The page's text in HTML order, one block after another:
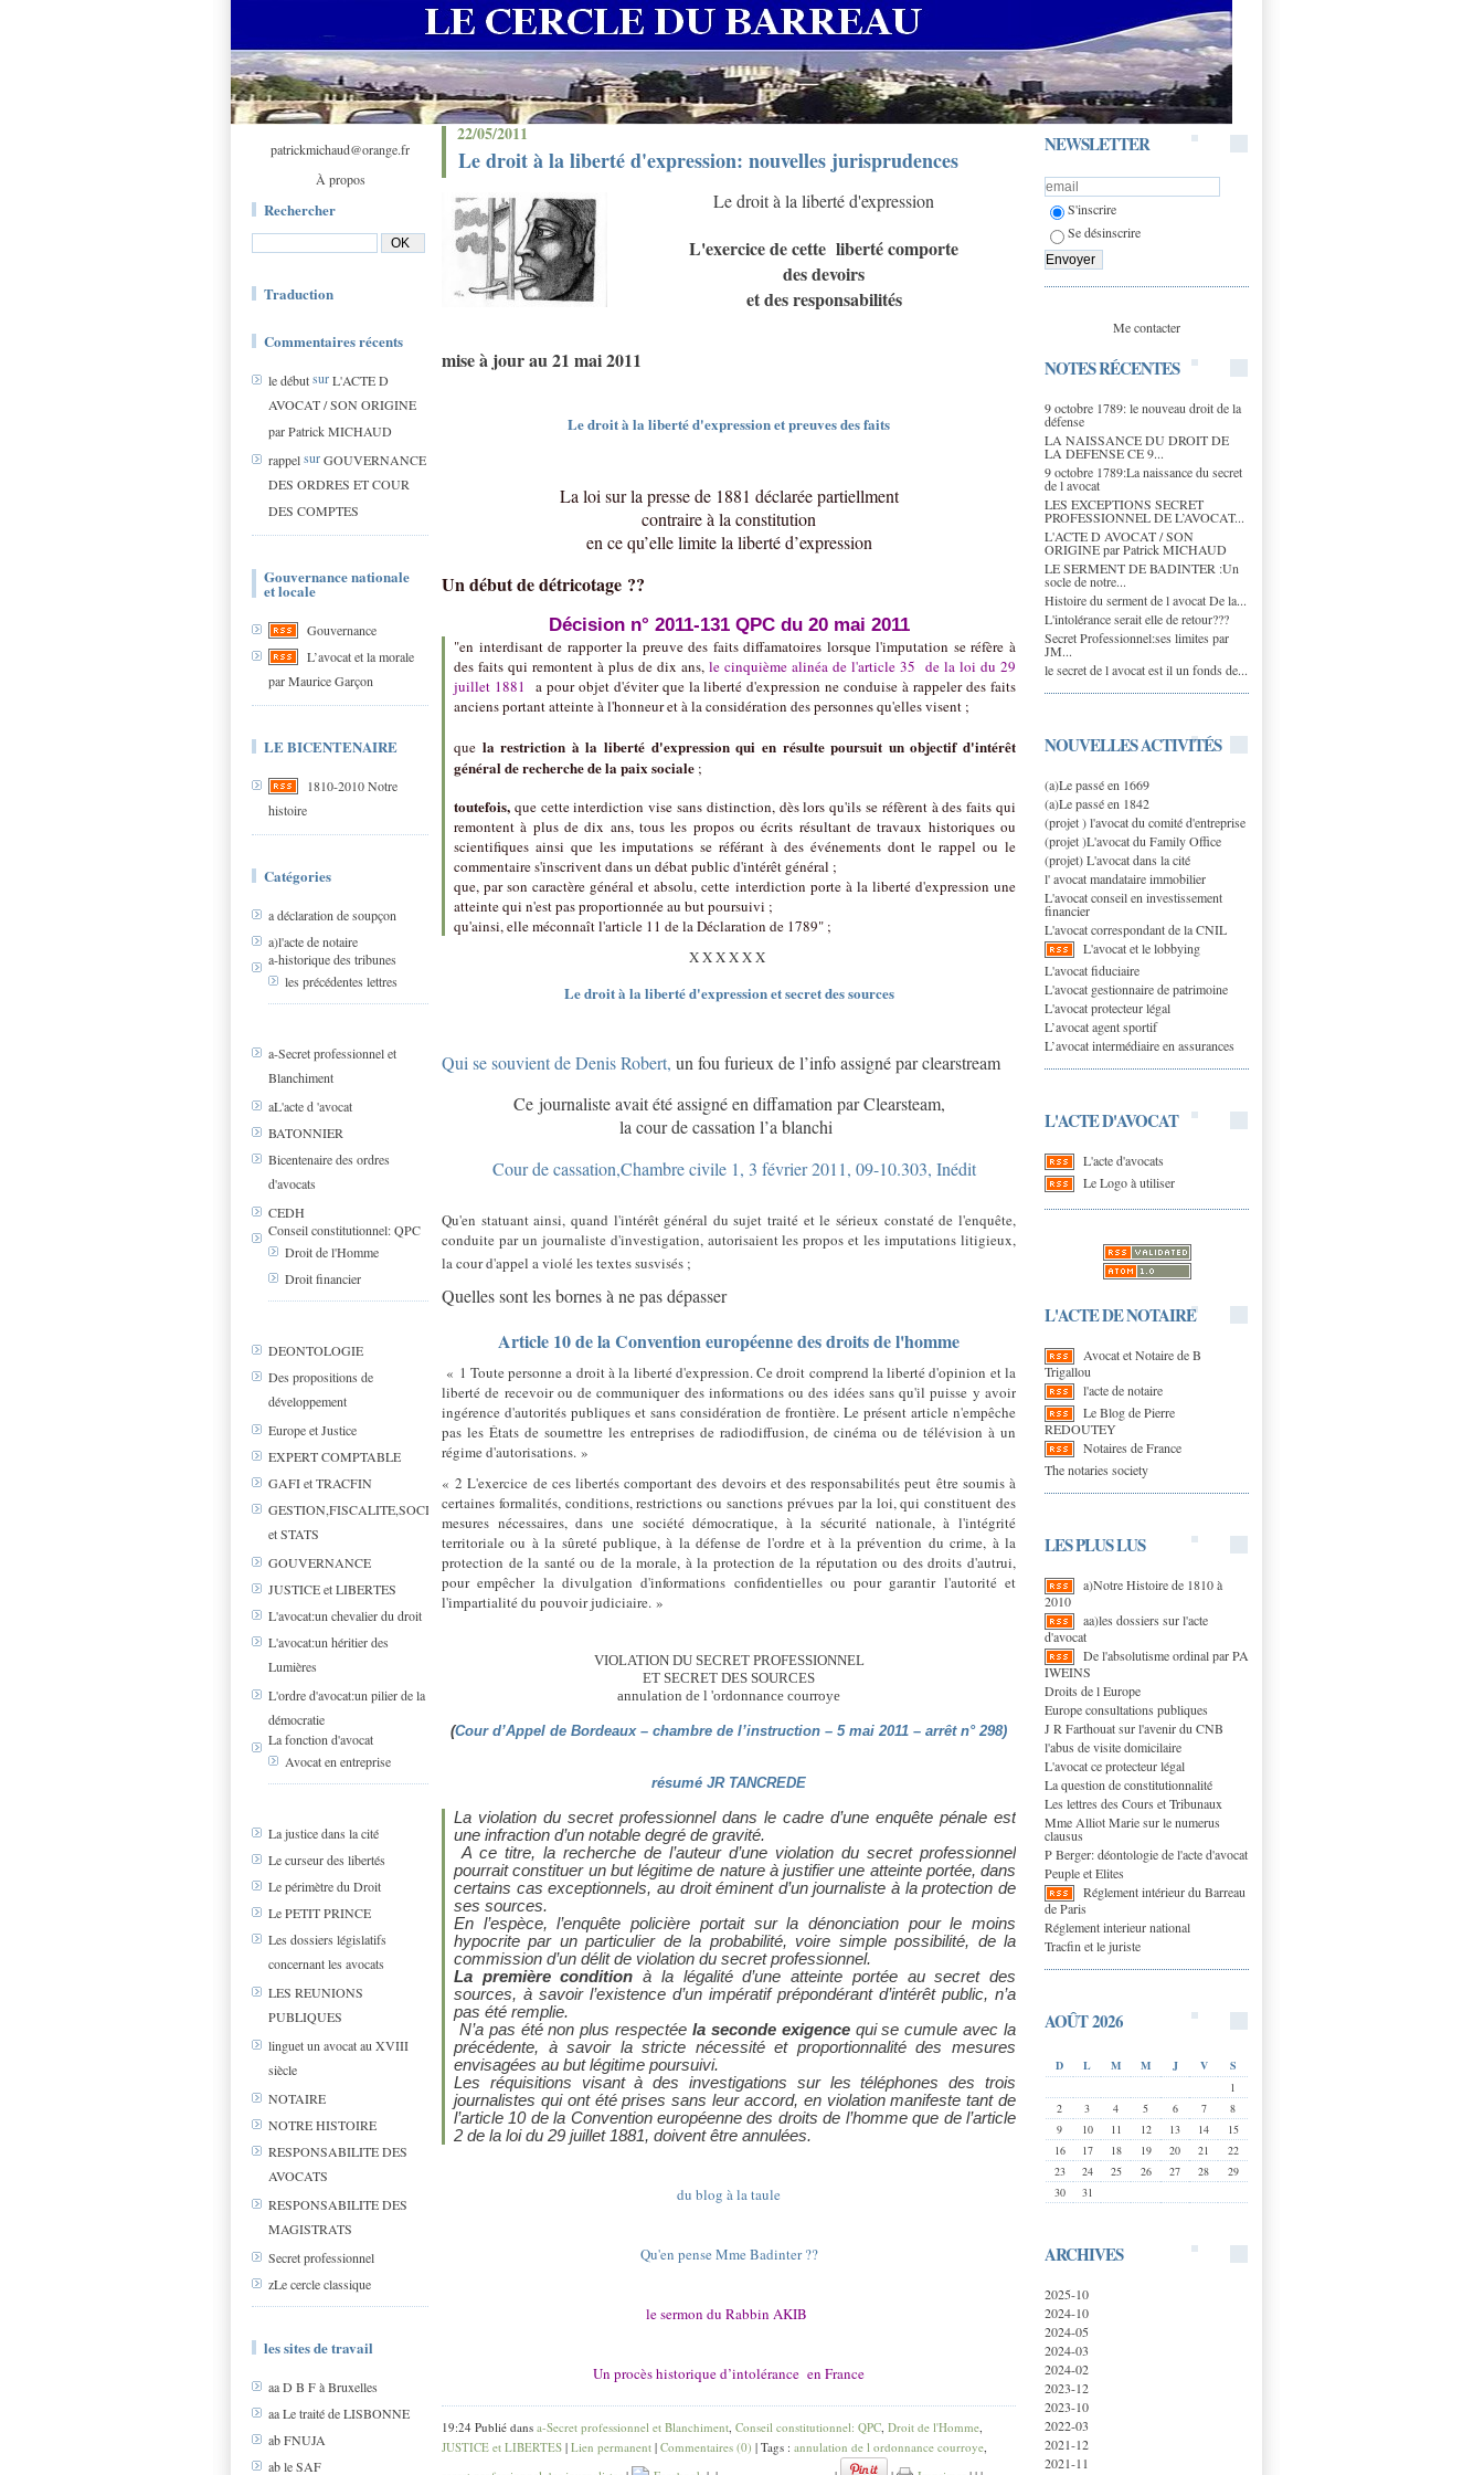
patrickmichaud@orange.fr
À propos
Rechercher
Traduction
Commentaires récents
le débutsurL'ACTE D
AVOCAT / SON ORIGINE
par Patrick MICHAUD
rappelsurGOUVERNANCE
DES ORDRES ET COUR
DES COMPTES
Gouvernance nationale
et locale
Gouvernance
L’avocat et la morale
par Maurice Garçon
LE BICENTENAIRE
1810-2010 Notre
histoire
Catégories
a déclaration de soupçon
a)l'acte de notaire
a-historique des tribunes
les précédentes lettres
a-Secret professionnel et
Blanchiment
aL'acte d 'avocat
BATONNIER
Bicentenaire des ordres
d'avocats
CEDH
Conseil constitutionnel: QPC
Droit de l'Homme
Droit financier
DEONTOLOGIE
Des propositions de
développement
Europe et Justice
EXPERT COMPTABLE
GAFI et TRACFIN
GESTION,FISCALITE,SOCIAL
et STATS
GOUVERNANCE
JUSTICE et LIBERTES
L'avocat:un chevalier du droit
L'avocat:un héritier des
Lumières
L'ordre d'avocat:un pilier de la
démocratie
La fonction d'avocat
Avocat en entreprise
La justice dans la cité
Le curseur des libertés
Le périmètre du Droit
Le PETIT PRINCE
Les dossiers législatifs
concernant les avocats
LES REUNIONS
PUBLIQUES
linguet un avocat au XVIII
siècle
NOTAIRE
NOTRE HISTOIRE
RESPONSABILITE DES
AVOCATS
RESPONSABILITE DES
MAGISTRATS
Secret professionnel
zLe cercle classique
les sites de travail
aa D B F à Bruxelles
aa Le traité de LISBONNE
ab FNUJA
ab le SAF
NEWSLETTER
S'inscrire
Se désinscrire
Me contacter
NOTES RÉCENTES
9 octobre 1789: le nouveau droit de la
défense
LA NAISSANCE DU DROIT DE
LA DEFENSE CE 9...
9 octobre 1789:La naissance du secret
de l avocat
LES EXCEPTIONS SECRET
PROFESSIONNEL DE L’AVOCAT...
L'ACTE D AVOCAT / SON
ORIGINE par Patrick MICHAUD
LE SERMENT DE BADINTER :Un
socle de notre...
Histoire du serment de l avocat De la...
L'intolérance serait elle de retour???
Secret Professionnel:ses limites par
JM...
le secret de l avocat est il un fonds de...
NOUVELLES ACTIVITÉS
(a)Le passé en 1669
(a)Le passé en 1842
(projet ) l'avocat du comité d'entreprise
(projet )L'avocat du Family Office
(projet) L'avocat dans la cité
l' avocat mandataire immobilier
L'avocat conseil en investissement
financier
L'avocat correspondant de la CNIL
L'avocat et le lobbying
L'avocat fiduciaire
L'avocat gestionnaire de patrimoine
L'avocat protecteur légal
L’avocat agent sportif
L’avocat intermédiaire en assurances
L'ACTE D'AVOCAT
L'acte d'avocats
Le Logo à utiliser
L'ACTE DE NOTAIRE
Avocat et Notaire de B
Trigallou
l'acte de notaire
Le Blog de Pierre
REDOUTEY
Notaires de France
The notaries society
LES PLUS LUS
a)Notre Histoire de 1810 à
2010
aa)les dossiers sur l'acte
d'avocat
De l'absolutisme ordinal par PA
IWEINS
Droits de l Europe
Europe consultations publiques
J R Farthouat sur l'avenir du CNB
l'abus de visite domicilaire
L'avocat ce protecteur légal
La question de constitutionnalité
Les lettres des Cours et Tribunaux
Mme Alliot Marie sur le numerus
clausus
P Berger: déontologie de l'acte d'avocat
Peuple et Elites
Réglement intérieur du Barreau
de Paris
Réglement interieur national
Tracfin et le juriste
AOÛT 2026
D L M M J V
S
1
2
3 4 5 6 7
8
9
10 11 12 13 14
15
16
17 18 19 20 21
22
23
24 25 26 27 28
29
30
31
ARCHIVES
2025-10
2024-10
2024-05
2024-03
2024-02
2023-12
2023-10
2022-03
2021-12
2021-11
22/05/2011
Le droit à la liberté d'expression: nouvelles jurisprudences
Le droit à la liberté d'expression
L'exercice de cette liberté comporte
des devoirs
et des responsabilités
mise à jour au 21 mai 2011
Le droit à la liberté d'expression et preuves des faits
La loi sur la presse de 1881 déclarée partiellment
contraire à la constitution
en ce qu’elle limite la liberté d’expression
Un début de détricotage ??
Décision n° 2011-131 QPC du 20 mai 2011
"en interdisant de rapporter la preuve des faits diffamatoires lorsque l'imputation se réfère à
des faits qui remontent à plus de dix ans, le cinquième alinéa de l'article 35 de la loi du 29
juillet 1881
a pour objet d'éviter que la liberté d'expression ne conduise à rappeler des faits
anciens portant atteinte à l'honneur et à la considération des personnes qu'elles visent ;
que la restriction à la liberté d'expression qui en résulte poursuit un objectif d'intérêt
général de recherche de la paix sociale ;
toutefois, que cette interdiction vise sans distinction, dès lors qu'ils se réfèrent à des faits qui
remontent à plus de dix ans, tous les propos ou écrits résultant de travaux historiques ou
scientifiques ainsi que les imputations se référant à des événements dont le rappel ou le
commentaire s'inscrivent dans un débat public d'intérêt général ;
que, par son caractère général et absolu, cette interdiction porte à la liberté d'expression une
atteinte qui n'est pas proportionnée au but poursuivi ;
qu'ainsi, elle méconnaît l'article 11 de la Déclaration de 1789" ;
X X X X X X
Le droit à la liberté d'expression et secret des sources
Qui se souvient de Denis Robert, un fou furieux de l’info assigné par clearstream
Ce journaliste avait été assigné en diffamation par Clearsteam,
la cour de cassation l’a blanchi
Cour de cassation,Chambre civile 1, 3 février 2011, 09-10.303, Inédit
Qu'en statuant ainsi, quand l'intérêt général du sujet traité et le sérieux constaté de l'enquête,
conduite par un journalisted'investigation, autorisaient les propos et les imputations litigieux,
la cour d'appel a violé les textes susvisés ;
Quelles sont les bornes à ne pas dépasser
Article 10 de la Convention européenne des droits de l'homme
« 1 Toute personne a droit à la liberté d'expression. Ce droit comprend la liberté d'opinion et la
liberté de recevoir ou de communiquer des informations ou des idées sans qu'il puisse y avoir
ingérence d'autorités publiques et sans considération de frontière. Le présent article n'empêche
pas les États de soumettre les entreprises de radiodiffusion, de cinéma ou de télévision à un
régime d'autorisations. »
« 2 L'exercice de ces libertés comportant des devoirs et des responsabilités peut être soumis à
certaines formalités, conditions, restrictions ou sanctions prévues par la loi, qui constituent des
mesures nécessaires, dans une société démocratique, à la sécurité nationale, à l'intégrité
territoriale ou à la sûreté publique, à la défense de l'ordre et à la prévention du crime, à la
protection de la santé ou de la morale, à la protection de la réputation ou des droits d'autrui,
pour empêcher la divulgation d'informations confidentielles ou pour garantir l'autorité et
l'impartialité du pouvoir judiciaire. »
VIOLATION DU SECRET PROFESSIONNEL
ET SECRET DES SOURCES
annulation de l 'ordonnance courroye
(Cour d’Appel de Bordeaux – chambre de l’instruction – 5 mai 2011 – arrêt n° 298)
résumé JR TANCREDE
La violation du secret professionnel dans le cadre d’une enquête pénale est
une infraction d’un notable degré de gravité.
A ce titre, la recherche de l’auteur d’une violation du secret professionnel
pourrait constituer un but légitime de nature à justifier une atteinte portée, dans
certains cas exceptionnels, au droit éminent d’un journaliste à la protection de
ses sources.
En l’espèce, l’enquête policière portait sur la dénonciation pour le moins
hypocrite par un particulier de la probabilité, voire simple possibilité, de la
commission d’un délit de violation du secret professionnel.
La première conditionà la légalité d’une atteinte portée au secret des
sources, à savoir l’existence d’un impératif prépondérant d’intérêt public, n’a
pas été remplie.
N’a pas été non plus respectée la seconde exigence qui se cumule avec la
précédente, à savoir la stricte nécessité et proportionnalité des mesures
envisagées au but légitime poursuivi.
Les réquisitions visant à des investigations sur les téléphones des trois
journalistes qui ont été prises sans leur accord, en violation manifeste tant de
l’article 10 de la Convention européenne des droits de l’homme que de l’article
2 de la loi du 29 juillet 1881, doivent être annulées.
du blog à la taule
Qu'en pense Mme Badinter ??
le sermon du Rabbin AKIB
Un procès historique d’intolérance en France
19:24 Publié dans a-Secret professionnel et Blanchiment, Conseil constitutionnel: QPC, Droit de l'Homme,
JUSTICE et LIBERTES | Lien permanent | Commentaires (0) | Tags : annulation de l ordonnance courroye,